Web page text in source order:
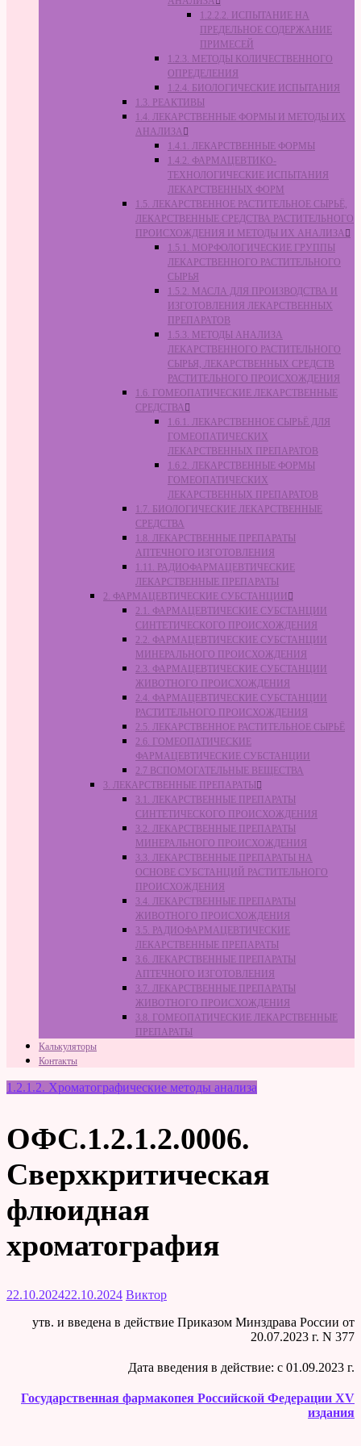
1.2.2.2. ИСПЫТАНИЕ НА
ПРЕДЕЛЬНОЕ СОДЕРЖАНИЕ
ПРИМЕСЕЙ
1.2.3. МЕТОДЫ КОЛИЧЕСТВЕННОГО
ОПРЕДЕЛЕНИЯ
1.2.4. БИОЛОГИЧЕСКИЕ ИСПЫТАНИЯ
1.3. РЕАКТИВЫ
1.4. ЛЕКАРСТВЕННЫЕ ФОРМЫ И МЕТОДЫ ИХ
АНАЛИЗА
1.4.1. ЛЕКАРСТВЕННЫЕ ФОРМЫ
1.4.2. ФАРМАЦЕВТИКО-
ТЕХНОЛОГИЧЕСКИЕ ИСПЫТАНИЯ
ЛЕКАРСТВЕННЫХ ФОРМ
1.5. ЛЕКАРСТВЕННОЕ РАСТИТЕЛЬНОЕ СЫРЬЁ,
ЛЕКАРСТВЕННЫЕ СРЕДСТВА РАСТИТЕЛЬНОГО
ПРОИСХОЖДЕНИЯ И МЕТОДЫ ИХ АНАЛИЗА
1.5.1. МОРФОЛОГИЧЕСКИЕ ГРУППЫ
ЛЕКАРСТВЕННОГО РАСТИТЕЛЬНОГО
СЫРЬЯ
1.5.2. МАСЛА ДЛЯ ПРОИЗВОДСТВА И
ИЗГОТОВЛЕНИЯ ЛЕКАРСТВЕННЫХ
ПРЕПАРАТОВ
1.5.3. МЕТОДЫ АНАЛИЗА
ЛЕКАРСТВЕННОГО РАСТИТЕЛЬНОГО
СЫРЬЯ, ЛЕКАРСТВЕННЫХ СРЕДСТВ
РАСТИТЕЛЬНОГО ПРОИСХОЖДЕНИЯ
1.6. ГОМЕОПАТИЧЕСКИЕ ЛЕКАРСТВЕННЫЕ
СРЕДСТВА
1.6.1. ЛЕКАРСТВЕННОЕ СЫРЬЁ ДЛЯ
ГОМЕОПАТИЧЕСКИХ
ЛЕКАРСТВЕННЫХ ПРЕПАРАТОВ
1.6.2. ЛЕКАРСТВЕННЫЕ ФОРМЫ
ГОМЕОПАТИЧЕСКИХ
ЛЕКАРСТВЕННЫХ ПРЕПАРАТОВ
1.7. БИОЛОГИЧЕСКИЕ ЛЕКАРСТВЕННЫЕ
СРЕДСТВА
1.8. ЛЕКАРСТВЕННЫЕ ПРЕПАРАТЫ
АПТЕЧНОГО ИЗГОТОВЛЕНИЯ
1.11. РАДИОФАРМАЦЕВТИЧЕСКИЕ
ЛЕКАРСТВЕННЫЕ ПРЕПАРАТЫ
2. ФАРМАЦЕВТИЧЕСКИЕ СУБСТАНЦИИ
2.1. ФАРМАЦЕВТИЧЕСКИЕ СУБСТАНЦИИ
СИНТЕТИЧЕСКОГО ПРОИСХОЖДЕНИЯ
2.2. ФАРМАЦЕВТИЧЕСКИЕ СУБСТАНЦИИ
МИНЕРАЛЬНОГО ПРОИСХОЖДЕНИЯ
2.3. ФАРМАЦЕВТИЧЕСКИЕ СУБСТАНЦИИ
ЖИВОТНОГО ПРОИСХОЖДЕНИЯ
2.4. ФАРМАЦЕВТИЧЕСКИЕ СУБСТАНЦИИ
РАСТИТЕЛЬНОГО ПРОИСХОЖДЕНИЯ
2.5. ЛЕКАРСТВЕННОЕ РАСТИТЕЛЬНОЕ СЫРЬЁ
2.6. ГОМЕОПАТИЧЕСКИЕ
ФАРМАЦЕВТИЧЕСКИЕ СУБСТАНЦИИ
2.7 ВСПОМОГАТЕЛЬНЫЕ ВЕЩЕСТВА
3. ЛЕКАРСТВЕННЫЕ ПРЕПАРАТЫ
3.1. ЛЕКАРСТВЕННЫЕ ПРЕПАРАТЫ
СИНТЕТИЧЕСКОГО ПРОИСХОЖДЕНИЯ
3.2. ЛЕКАРСТВЕННЫЕ ПРЕПАРАТЫ
МИНЕРАЛЬНОГО ПРОИСХОЖДЕНИЯ
3.3. ЛЕКАРСТВЕННЫЕ ПРЕПАРАТЫ НА
ОСНОВЕ СУБСТАНЦИЙ РАСТИТЕЛЬНОГО
ПРОИСХОЖДЕНИЯ
3.4. ЛЕКАРСТВЕННЫЕ ПРЕПАРАТЫ
ЖИВОТНОГО ПРОИСХОЖДЕНИЯ
3.5. РАДИОФАРМАЦЕВТИЧЕСКИЕ
ЛЕКАРСТВЕННЫЕ ПРЕПАРАТЫ
3.6. ЛЕКАРСТВЕННЫЕ ПРЕПАРАТЫ
АПТЕЧНОГО ИЗГОТОВЛЕНИЯ
3.7. ЛЕКАРСТВЕННЫЕ ПРЕПАРАТЫ
ЖИВОТНОГО ПРОИСХОЖДЕНИЯ
3.8. ГОМЕОПАТИЧЕСКИЕ ЛЕКАРСТВЕННЫЕ
ПРЕПАРАТЫ
Калькуляторы
Контакты
1.2.1.2. Хроматографические методы анализа
ОФС.1.2.1.2.0006.
Сверхкритическая
флюидная
хроматография
22.10.202422.10.2024 Виктор
утв. и введена в действие Приказом Минздрава России от
20.07.2023 г. N 377
Дата введения в действие: c 01.09.2023 г.
Государственная фармакопея Российской Федерации XV
издания